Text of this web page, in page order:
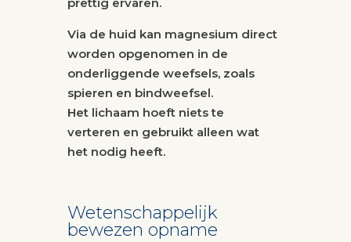
Via de huid kan magnesium direct
worden opgenomen in de
onderliggende weefsels, zoals
spieren en bindweefsel.
Het lichaam hoeft niets te
verteren en gebruikt alleen wat
het nodig heeft.
Wetenschappelijk
bewezen opname